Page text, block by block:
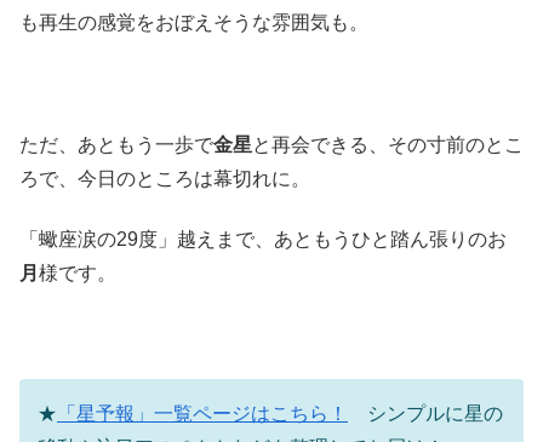
も再生の感覚をおぼえそうな雰囲気も。
ただ、あともう一歩で金星と再会できる、その寸前のとこ
ろで、今日のところは幕切れに。
「蠍座涙の29度」越えまで、あともうひと踏ん張りのお
月 様です。
★ 「星予報」一覧ページはこちら！
シンプルに星の